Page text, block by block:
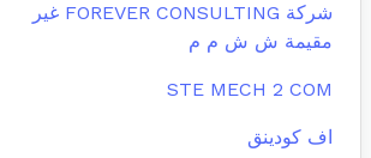
شركة FOREVER CONSULTING غير
مقيمة ش ش م م
STE MECH 2 COM
اف كودينق